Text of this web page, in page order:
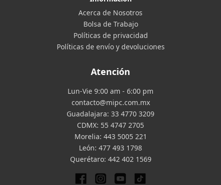
Acerca de Nosotros
Bolsa de Trabajo
Políticas de privacidad
Políticas de envío y devoluciones
Atención
Lun-Vie 9:00 am - 6:00 pm
contacto@mipc.com.mx
Guadalajara: 33 4770 3209
CDMX: 55 4747 2705
Morelia: 443 5005 221
León: 477 493 1798
Querétaro: 442 402 1569